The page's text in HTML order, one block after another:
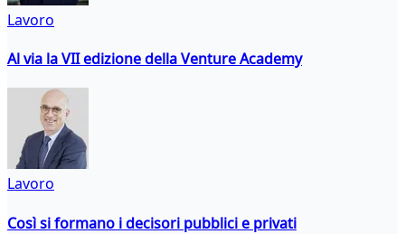
Lavoro
Al via la VII edizione della Venture Academy
Lavoro
Così si formano i decisori pubblici e privati